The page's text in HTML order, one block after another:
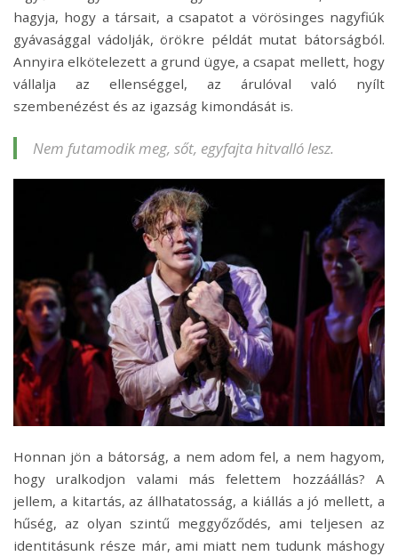
hagyja, hogy a társait, a csapatot a vörösinges nagyfiúk
gyávasággal vádolják, örökre példát mutat bátorságból.
Annyira elkötelezett a grund ügye, a csapat mellett, hogy
vállalja az ellenséggel, az árulóval való nyílt
szembenézést és az igazság kimondását is.
Nem futamodik meg, sőt, egyfajta hitvalló lesz.
Honnan jön a bátorság, a nem adom fel, a nem hagyom,
hogy uralkodjon valami más felettem hozzáállás? A
jellem, a kitartás, az állhatatosság, a kiállás a jó mellett, a
hűség, az olyan szintű meggyőződés, ami teljesen az
identitásunk része már, ami miatt nem tudunk máshogy